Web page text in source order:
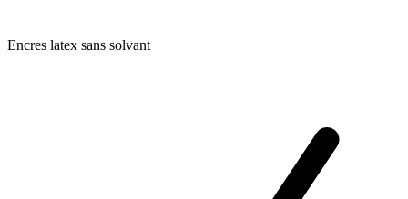
Encres latex sans solvant